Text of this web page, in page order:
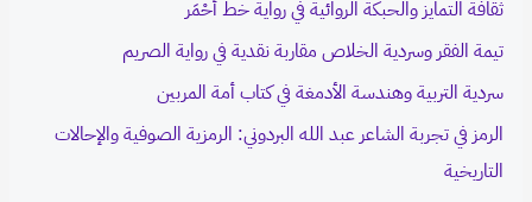
o
r
:
ثقافة التمايز والحبكة الروائية في رواية خط أحْمَر
تيمة الفقر وسردية الخلاص مقاربة نقدية في رواية الصريم
سردية التربية وهندسة الأدمغة في كتاب أمة المربين
الرمز في تجربة الشاعر عبد الله البردوني: الرمزية الصوفية والإحالات
التاريخية